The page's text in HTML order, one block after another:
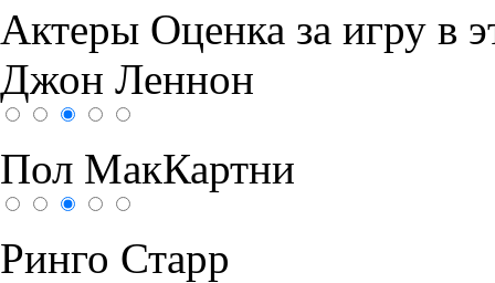
Актеры Оценка за игру в
Джон Леннон
Пол МакКартни
Ринго Старр